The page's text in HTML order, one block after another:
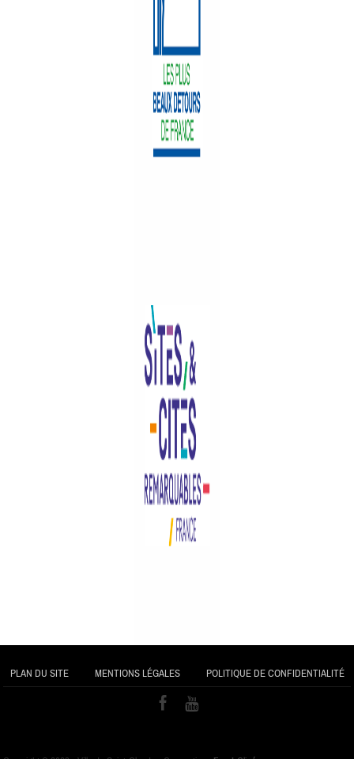
PLAN DU SITE MENTIONS LÉGALES POLITIQUE DE CONFIDENTIALITÉ